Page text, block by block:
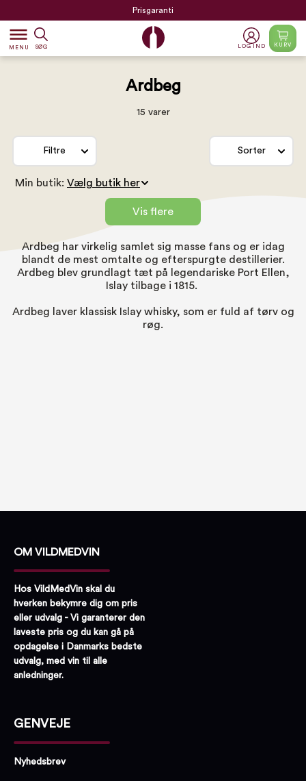
Prisgaranti
dehaze
MENU SØG LOG IND KURV
Ardbeg
15 varer
Filtre Sorter
Min butik:
Vis flere
Ardbeg har virkelig samlet sig masse fans og er idag
blandt de mest omtalte og efterspurgte destillerier.
Ardbeg blev grundlagt tæt på legendariske Port Ellen,
Islay tilbage i 1815.
Ardbeg laver klassisk Islay whisky, som er fuld af tørv og
røg.
OM VILDMEDVIN
Hos VildMedVin skal du
hverken bekymre dig om pris
eller udvalg - Vi garanterer den
laveste pris og du kan gå på
opdagelse i Danmarks bedste
udvalg, med vin til alle
anledninger.
GENVEJE
Nyhedsbrev